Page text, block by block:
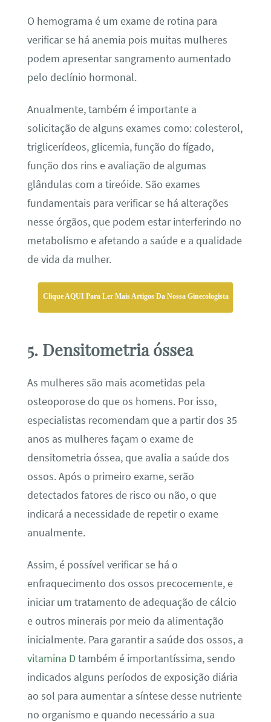
O hemograma é um exame de rotina para
verificar se há anemia pois muitas mulheres
podem apresentar sangramento aumentado
pelo declínio hormonal.
Anualmente, também é importante a
solicitação de alguns exames como: colesterol,
triglicerídeos, glicemia, função do fígado,
função dos rins e avaliação de algumas
glândulas com a tireóide. São exames
fundamentais para verificar se há alterações
nesse órgãos, que podem estar interferindo no
metabolismo e afetando a saúde e a qualidade
de vida da mulher.
Clique AQUI Para Ler Mais Artigos Da Nossa Ginecologista
5. Densitometria óssea
As mulheres são mais acometidas pela
osteoporose do que os homens. Por isso,
especialistas recomendam que a partir dos 35
anos as mulheres façam o exame de
densitometria óssea, que avalia a saúde dos
ossos. Após o primeiro exame, serão
detectados fatores de risco ou não, o que
indicará a necessidade de repetir o exame
anualmente.
Assim, é possível verificar se há o
enfraquecimento dos ossos precocemente, e
iniciar um tratamento de adequação de cálcio
e outros minerais por meio da alimentação
inicialmente. Para garantir a saúde dos ossos, a
vitamina Dtambém é importantíssima, sendo
indicados alguns períodos de exposição diária
ao sol para aumentar a síntese desse nutriente
no organismo e quando necessário a sua